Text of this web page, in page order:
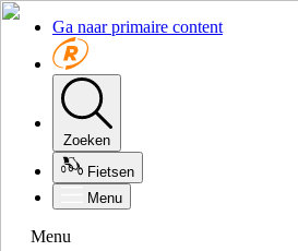
Ga naar primaire content
Zoeken
Fietsen
Menu
Menu